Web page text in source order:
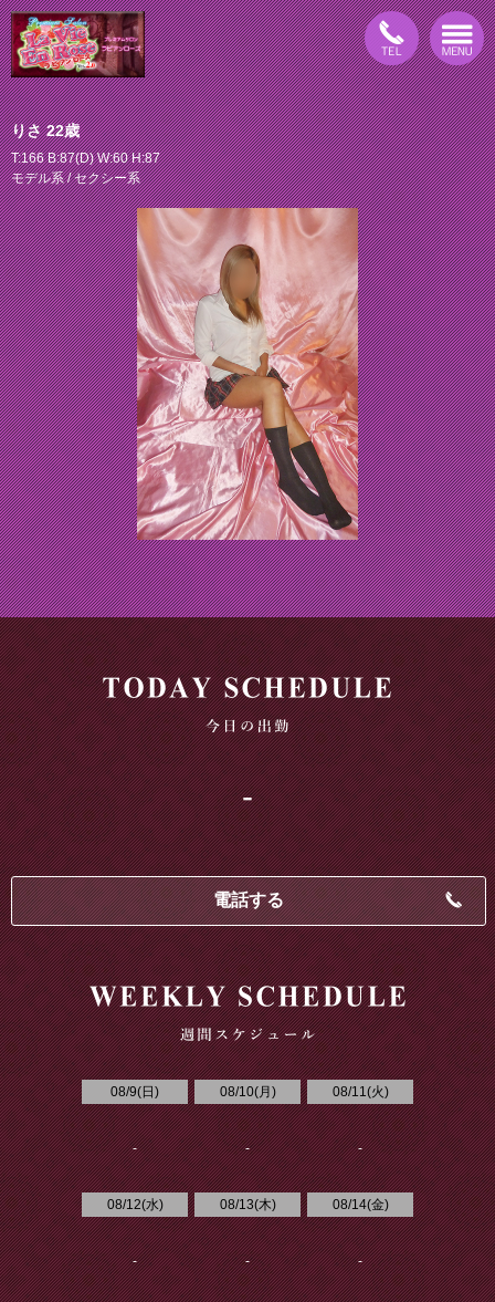
りさ 22歳
T:166 B:87(D) W:60 H:87
モデル系 / セクシー系
-
電話する
08/9(日 )
-
08/10(月 )
-
08/11(火)
-
08/12(水)
-
08/13(木)
-
08/14(金)
-